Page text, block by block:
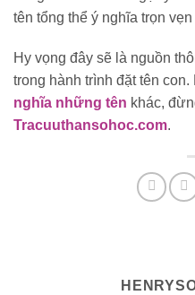
tên tổng thể ý nghĩa trọn
Hy vọng đây sẽ là nguồn
trong hành trình đặt tên con.
nghĩa những tên khác,
Tracuuthansohoc.com.